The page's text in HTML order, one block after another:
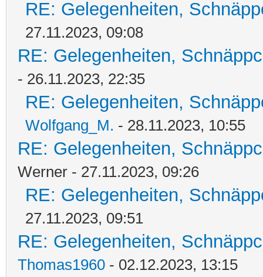
RE: Gelegenheiten,
27.11.2023, 09:08
RE: Gelegenheiten,
- 26.11.2023, 22:35
RE: Gelegenheiten,
Wolfgang_M. - 28.11.2023, 10:55
RE: Gelegenheiten,
Werner - 27.11.2023, 09:26
RE: Gelegenheiten,
27.11.2023, 09:51
RE: Gelegenheiten,
Thomas1960 - 02.12.2023, 13:15